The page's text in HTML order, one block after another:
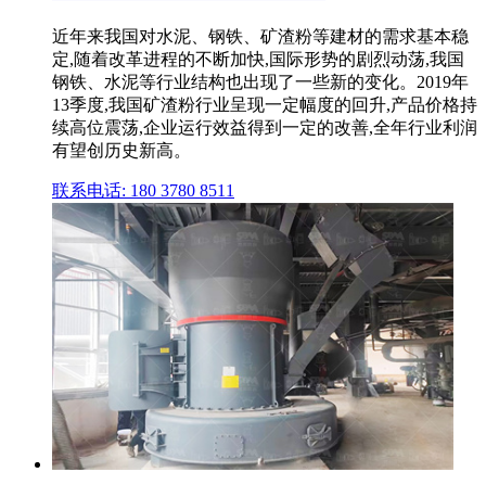
近年来我国对水泥、钢铁、矿渣粉等建材的需求基本稳
定,随着改革进程的不断加快,国际形势的剧烈动荡,我国
钢铁、水泥等行业结构也出现了一些新的变化。2019年
13季度,我国矿渣粉行业呈现一定幅度的回升,产品价格持
续高位震荡,企业运行效益得到一定的改善,全年行业利润
有望创历史新高。
联系电话: 180 3780 8511